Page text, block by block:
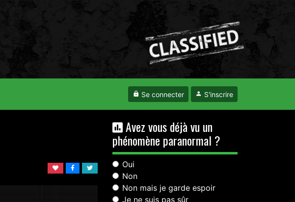
Se connecter S'inscrire
Avez vous déjà vu un
phénomène paranormal ?
Oui
Non
Non mais je garde espoir
Je ne suis pas sûr